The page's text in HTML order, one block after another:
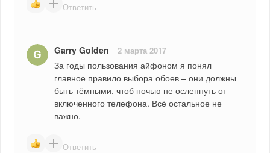
Ответить
Garry Golden 2 марта 2017
За годы пользования айфоном я понял
главное правило выбора обоев – они должны
быть тёмными, чтоб ночью не ослепнуть от
включенного телефона. Всё остальное не
важно.
Ответить